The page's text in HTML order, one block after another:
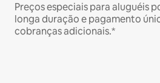
Preços especiais para aluguéis
longa duração e pagamento
cobranças adicionais.*